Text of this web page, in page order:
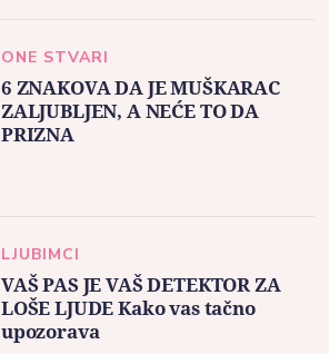
ONE STVARI
6 ZNAKOVA DA JE MUŠKARAC
ZALJUBLJEN, A NEĆE TO DA
PRIZNA
LJUBIMCI
VAŠ PAS JE VAŠ DETEKTOR ZA
LOŠE LJUDE Kako vas tačno
upozorava